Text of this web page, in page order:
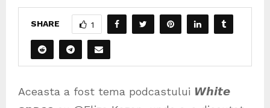
SHARE 1
Aceasta a fost tema podcastului 𝙒𝙝𝙞𝙩𝙚